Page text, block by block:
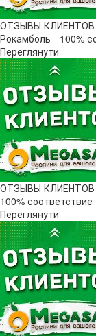
ОТЗЫВЫ КЛИЕНТОВ
Рокамболь - 100%
Переглянути
ОТЗЫВЫ КЛИЕНТОВ
100% соответствие
Переглянути